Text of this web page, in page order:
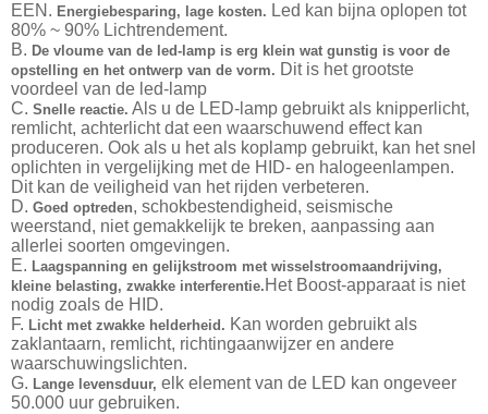
EEN. Energiebesparing, lage kosten. Led kan bijna oplopen tot
80% ~ 90% Lichtrendement.
B. De vloume van de led-lamp is erg klein wat gunstig is voor de
opstelling en het ontwerp van de vorm. Dit is het grootste
voordeel van de led-lamp
C. Snelle reactie. Als u de LED-lamp gebruikt als knipperlicht,
remlicht, achterlicht dat een waarschuwend effect kan
produceren. Ook als u het als koplamp gebruikt, kan het snel
oplichten in vergelijking met de HID- en halogeenlampen.
Dit kan de veiligheid van het rijden verbeteren.
D. Goed optreden, schokbestendigheid, seismische
weerstand, niet gemakkelijk te breken, aanpassing aan
allerlei soorten omgevingen.
E. Laagspanning en gelijkstroom met wisselstroomaandrijving,
kleine belasting, zwakke interferentie. Het Boost-apparaat is niet
nodig zoals de HID.
F. Licht met zwakke helderheid. Kan worden gebruikt als
zaklantaarn, remlicht, richtingaanwijzer en andere
waarschuwingslichten.
G. Lange levensduur, elk element van de LED kan ongeveer
50.000 uur gebruiken.